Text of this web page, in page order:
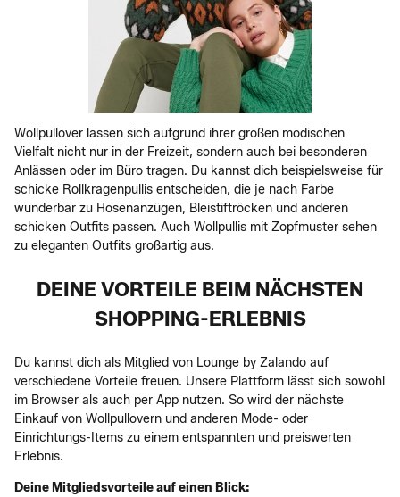
Wollpullover lassen sich aufgrund ihrer großen modischen
Vielfalt nicht nur in der Freizeit, sondern auch bei besonderen
Anlässen oder im Büro tragen. Du kannst dich beispielsweise für
schicke Rollkragenpullis entscheiden, die je nach Farbe
wunderbar zu Hosenanzügen, Bleistiftröcken und anderen
schicken Outfits passen. Auch Wollpullis mit Zopfmuster sehen
zu eleganten Outfits großartig aus.
DEINE VORTEILE BEIM NÄCHSTEN
SHOPPING-ERLEBNIS
Du kannst dich als Mitglied von Lounge by Zalando auf
verschiedene Vorteile freuen. Unsere Plattform lässt sich sowohl
im Browser als auch per App nutzen. So wird der nächste
Einkauf von Wollpullovern und anderen Mode- oder
Einrichtungs-Items zu einem entspannten und preiswerten
Erlebnis.
Deine Mitgliedsvorteile auf einen Blick: